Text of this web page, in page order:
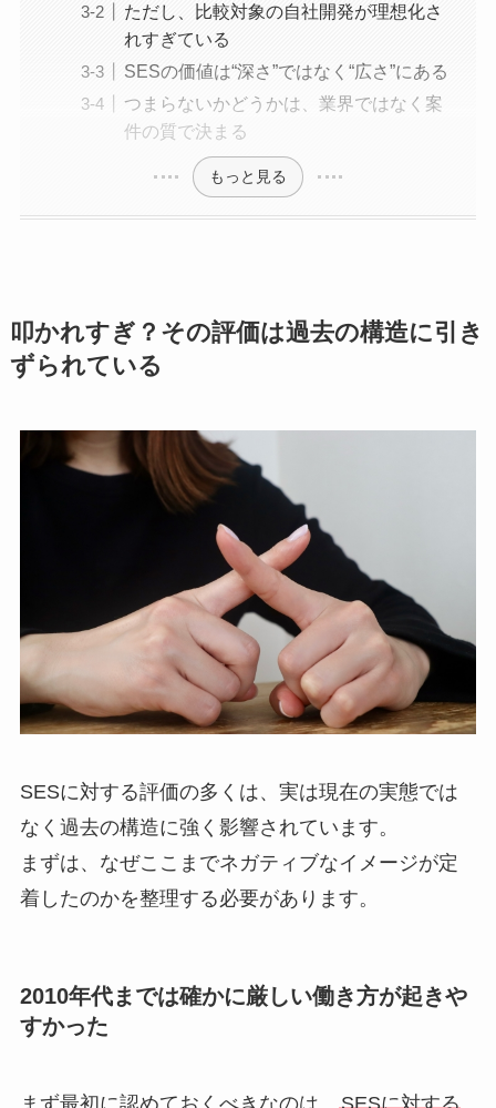
ただし、比較対象の自社開発が理想化さ
れすぎている
SESの価値は“深さ”ではなく“広さ”にある
つまらないかどうかは、業界ではなく案
件の質で決まる
もっと見る
叩かれすぎ？その評価は過去の構造に引き
ずられている
SESに対する評価の多くは、実は現在の実態では
なく過去の構造に強く影響されています。
まずは、なぜここまでネガティブなイメージが定
着したのかを整理する必要があります。
2010年代までは確かに厳しい働き方が起きや
すかった
まず最初に認めておくべきなのは、 SESに対する